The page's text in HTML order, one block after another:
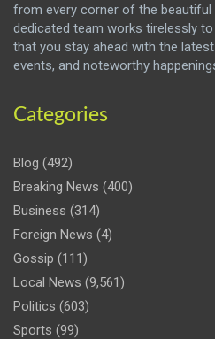
from every corner of the beautiful
dedicated team works tirelessly
that you stay ahead with the
events, and noteworthy
Categories
Blog (492)
Breaking News (400)
Business (314)
Foreign News (4)
Gossip (111)
Local News (9,561)
Politics (603)
Sports (99)